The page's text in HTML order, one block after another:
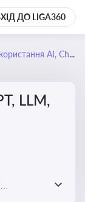
ДО LIGA360
AI, ChatGPT, LLM, чат-ботів в компаніях
LLM,